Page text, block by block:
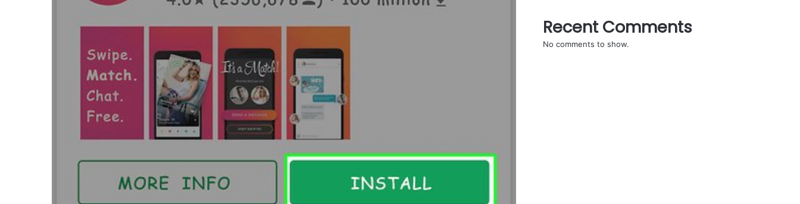
Recent Comments
No comments to show.